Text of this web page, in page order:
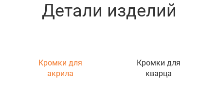
Детали изделий
Кромки для
акрила
Кромки для
кварца